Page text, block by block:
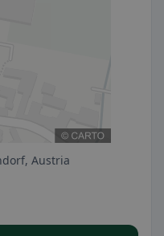
Austria